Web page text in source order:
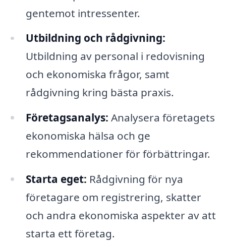
gentemot intressenter.
Utbildning och rådgivning:
Utbildning av personal i redovisning
och ekonomiska frågor, samt
rådgivning kring bästa praxis.
Företagsanalys: Analysera företagets
ekonomiska hälsa och ge
rekommendationer för förbättringar.
Starta eget: Rådgivning för nya
företagare om registrering, skatter
och andra ekonomiska aspekter av att
starta ett företag.